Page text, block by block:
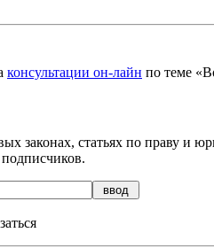
консультации он-лайн по теме
законах, статьях по праву и
подписчиков.